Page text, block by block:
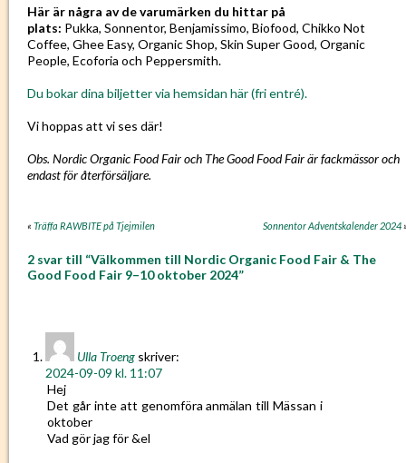
Här är några av de varumärken du hittar på
plats: Pukka, Sonnentor, Benjamissimo, Biofood, Chikko Not
Coffee, Ghee Easy, Organic Shop, Skin Super Good, Organic
People, Ecoforia och Peppersmith.
Du bokar dina biljetter via hemsidan här (fri entré).
Vi hoppas att vi ses där!
Obs. Nordic Organic Food Fair och The Good Food Fair är fackmässor och
endast för återförsäljare. ⁠
« Träffa RAWBITE på Tjejmilen Sonnentor Adventskalender 2024
2 svar till “Välkommen till Nordic Organic Food Fair & The
Good Food Fair 9–10 oktober 2024”
Ulla Troeng skriver:
2024-09-09 kl. 11:07
Hej
Det går inte att genomföra anmälan till Mässan i
oktober
Vad gör jag för &el